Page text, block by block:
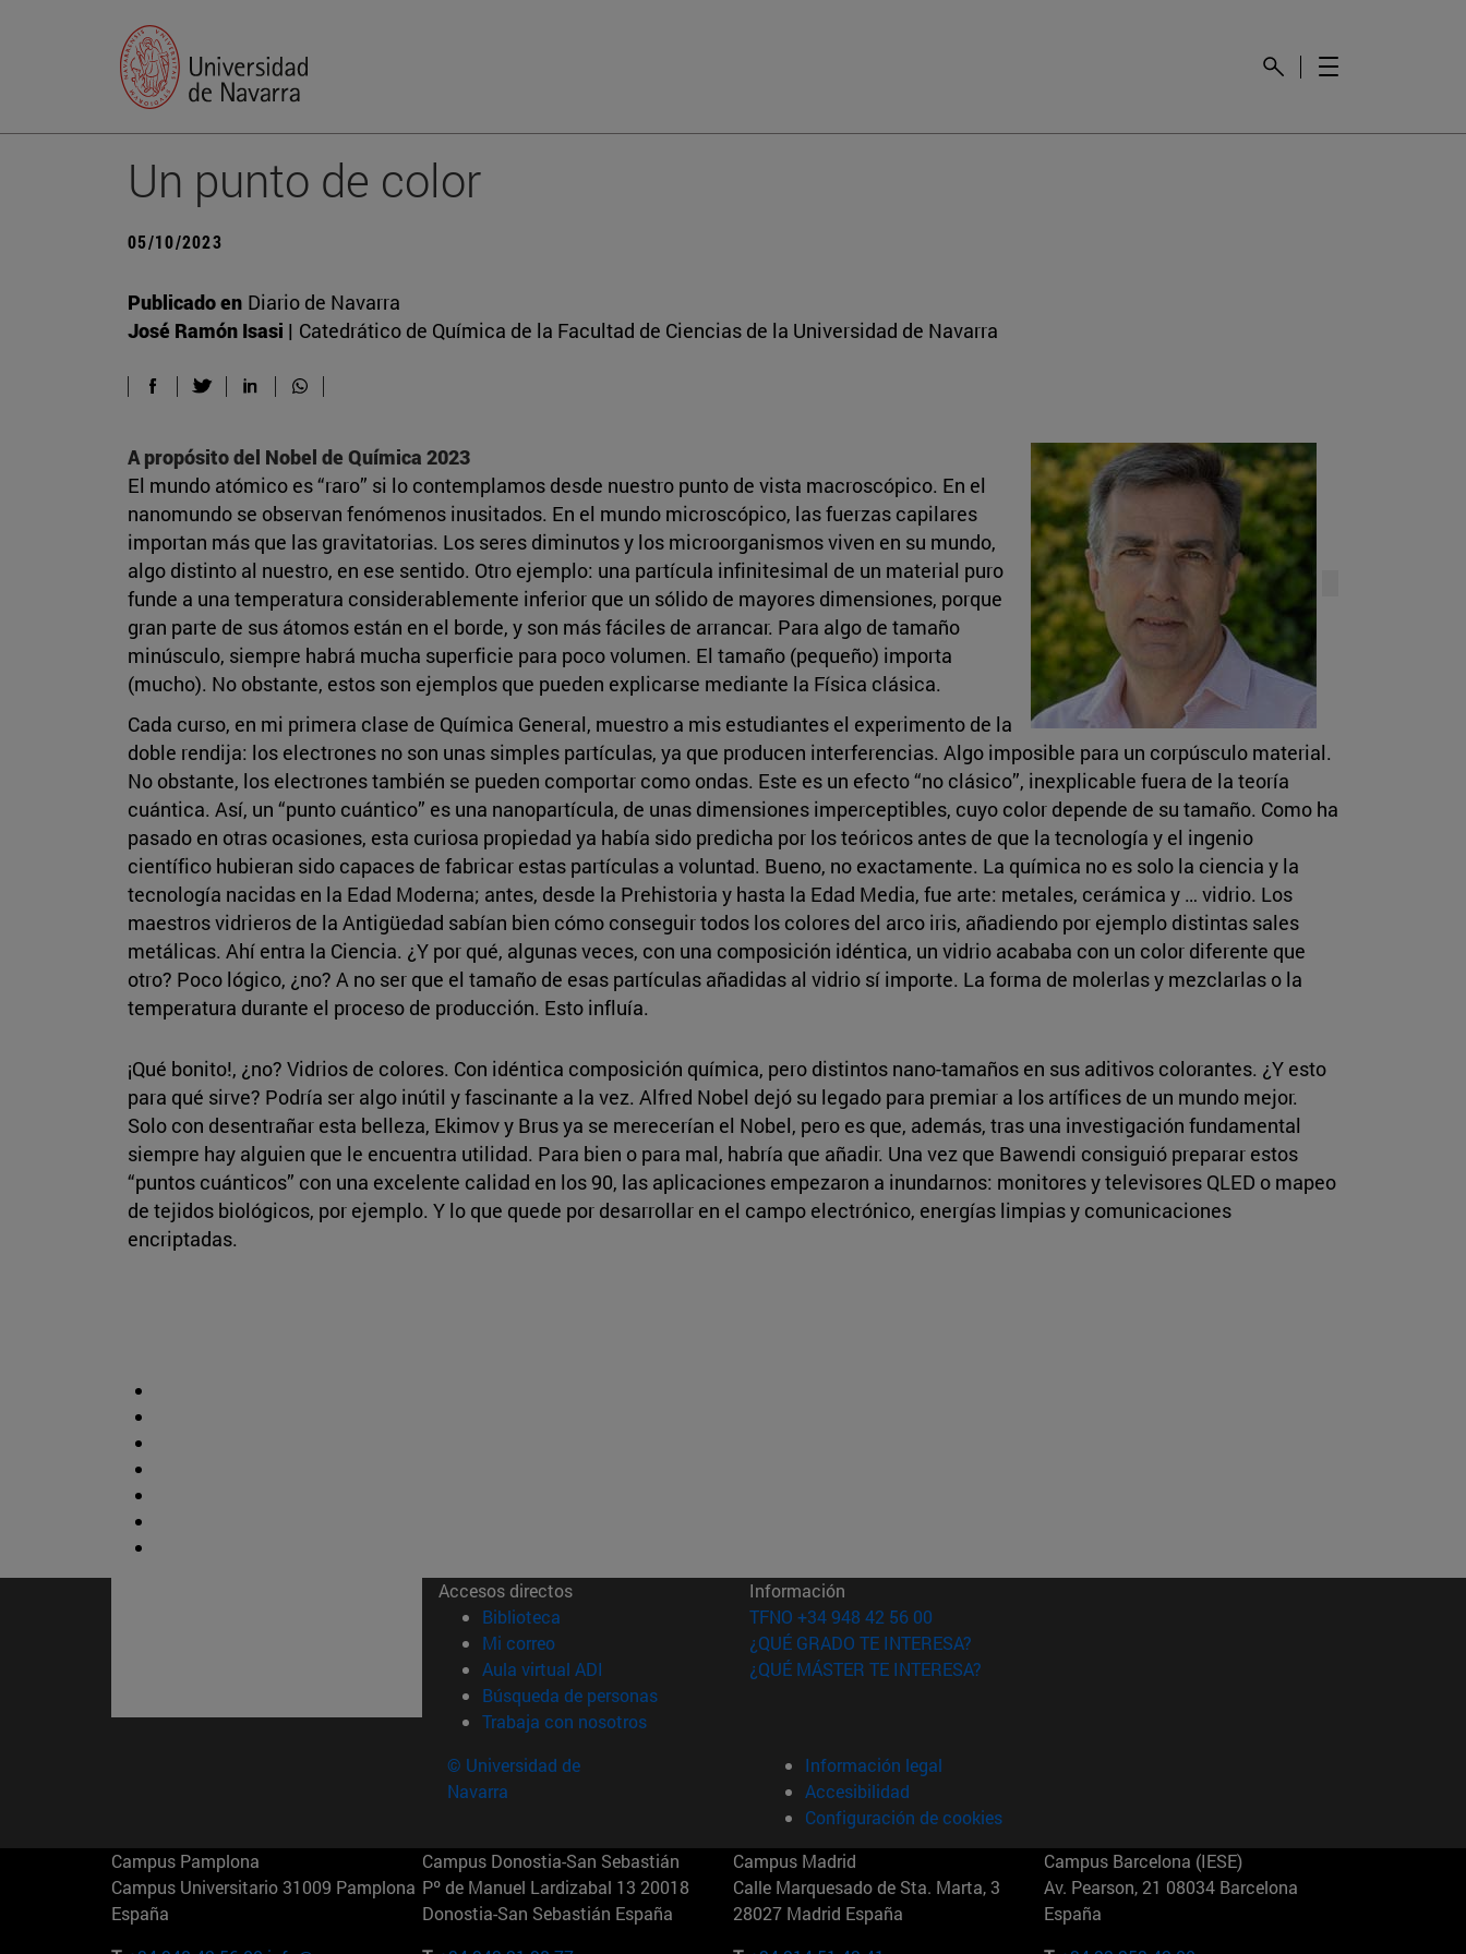
Un punto de color
05/10/2023
Publicado en Diario de Navarra
José Ramón Isasi | Catedrático de Química de la Facultad de Ciencias de la Universidad de Navarra
A propósito del Nobel de Química 2023
El mundo atómico es “raro” si lo contemplamos desde nuestro punto de vista macroscópico. En el
nanomundo se observan fenómenos inusitados. En el mundo microscópico, las fuerzas capilares
importan más que las gravitatorias. Los seres diminutos y los microorganismos viven en su mundo,
algo distinto al nuestro, en ese sentido. Otro ejemplo: una partícula infinitesimal de un material puro
funde a una temperatura considerablemente inferior que un sólido de mayores dimensiones, porque
gran parte de sus átomos están en el borde, y son más fáciles de arrancar. Para algo de tamaño
minúsculo, siempre habrá mucha superficie para poco volumen. El tamaño (pequeño) importa
(mucho). No obstante, estos son ejemplos que pueden explicarse mediante la Física clásica.
Cada curso, en mi primera clase de Química General, muestro a mis estudiantes el experimento de la
doble rendija: los electrones no son unas simples partículas, ya que producen interferencias. Algo imposible para un corpúsculo material.
No obstante, los electrones también se pueden comportar como ondas. Este es un efecto “no clásico”, inexplicable fuera de la teoría
cuántica. Así, un “punto cuántico” es una nanopartícula, de unas dimensiones imperceptibles, cuyo color depende de su tamaño. Como ha
pasado en otras ocasiones, esta curiosa propiedad ya había sido predicha por los teóricos antes de que la tecnología y el ingenio
científico hubieran sido capaces de fabricar estas partículas a voluntad. Bueno, no exactamente. La química no es solo la ciencia y la
tecnología nacidas en la Edad Moderna; antes, desde la Prehistoria y hasta la Edad Media, fue arte: metales, cerámica y … vidrio. Los
maestros vidrieros de la Antigüedad sabían bien cómo conseguir todos los colores del arco iris, añadiendo por ejemplo distintas sales
metálicas. Ahí entra la Ciencia. ¿Y por qué, algunas veces, con una composición idéntica, un vidrio acababa con un color diferente que
otro? Poco lógico, ¿no? A no ser que el tamaño de esas partículas añadidas al vidrio sí importe. La forma de molerlas y mezclarlas o la
temperatura durante el proceso de producción. Esto influía.
¡Qué bonito!, ¿no? Vidrios de colores. Con idéntica composición química, pero distintos nano-tamaños en sus aditivos colorantes. ¿Y esto
para qué sirve? Podría ser algo inútil y fascinante a la vez. Alfred Nobel dejó su legado para premiar a los artífices de un mundo mejor.
Solo con desentrañar esta belleza, Ekimov y Brus ya se merecerían el Nobel, pero es que, además, tras una investigación fundamental
siempre hay alguien que le encuentra utilidad. Para bien o para mal, habría que añadir. Una vez que Bawendi consiguió preparar estos
“puntos cuánticos” con una excelente calidad en los 90, las aplicaciones empezaron a inundarnos: monitores y televisores QLED o mapeo
de tejidos biológicos, por ejemplo. Y lo que quede por desarrollar en el campo electrónico, energías limpias y comunicaciones
encriptadas.
Accesos directos
Biblioteca (abre en nueva ventana)
Mi correo(abre en nueva ventana)
Aula virtual ADI (abre en nueva ventana)
Búsqueda de personas(abre en nueva ventana)
Trabaja con nosotros(abre en nueva ventana)
Información
TFNO +34 948 42 56 00
¿QUÉ GRADO TE INTERESA?
¿QUÉ MÁSTER TE INTERESA?
© Universidad de
Navarra
Información legal
Accesibilidad
Configuración de cookies
Campus Pamplona
Campus Universitario 31009 Pamplona
España
Campus Donostia-San Sebastián
Pº de Manuel Lardizabal 13 20018
Donostia-San Sebastián España
Campus Madrid
Calle Marquesado de Sta. Marta, 3
28027 Madrid España
Campus Barcelona (IESE)
Av. Pearson, 21 08034 Barcelona
España